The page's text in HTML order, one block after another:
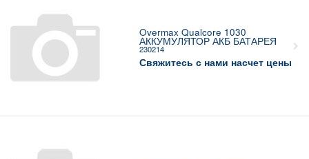
Overmax Qualcore 1030
АККУМУЛЯТОР АКБ БАТАРЕЯ
230214
Свяжитесь с нами насчет цены